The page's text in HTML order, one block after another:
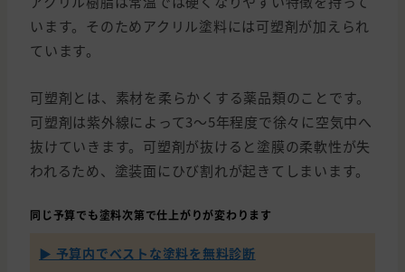
います。そのためアクリル塗料には可塑剤が加えられ
ています。
可塑剤とは、素材を柔らかくする薬品類のことです。
可塑剤は紫外線によって3～5年程度で徐々に空気中へ
抜けていきます。可塑剤が抜けると塗膜の柔軟性が失
われるため、塗装面にひび割れが起きてしまいます。
同じ予算でも塗料次第で仕上がりが変わります
▶ 予算内でベストな塗料を無料診断